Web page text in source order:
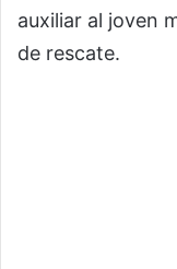
auxiliar al joven
de rescate.